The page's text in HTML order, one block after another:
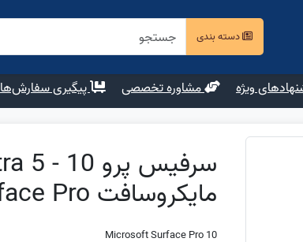
دسته بندی
ویژه مشاوره تخصصی پیگیری سفارش‌ها
مایکروسافت Surface Pro
Microsoft Surface Pro 10